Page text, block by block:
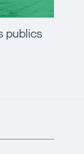
publics